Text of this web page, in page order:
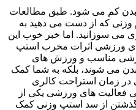
کم می شود. طبق مطالعات
هر ۵/۰ کیلوگرم وزنی که از دست می دهید به
کمتری می سوزانید. اما خبر خوب این
ورزشی اثرات مخرب استپ
مناسب و ورزش های
می شوند، بلکه به شما کمک
در زمان استراحت کالری
فعالیت های ورزشی یکی از
گذشتن از سد استپ وزنی کمک